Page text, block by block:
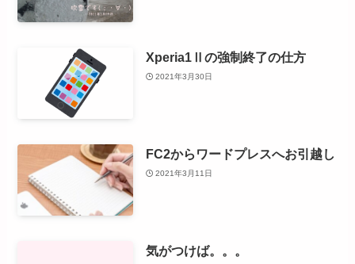
Xperia1Ⅱの強制終了の仕方
2021年3月30日
FC2からワードプレスへお引越し
2021年3月11日
気がつけば。。。